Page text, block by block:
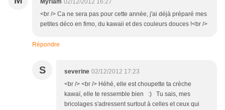
Myriam 02/12/2012 16:27
<br /> Ca ne sera pas pour cette année, j'ai déjà préparé mes
petites déco en fimo, du kawaii et des couleurs douces !<br />
Répondre
S severine 02/12/2012 17:23
<br /> <br /> Héhé, elle est choupette ta crèche
kawaï, elle te ressemble bien :) Tu sais, mes
bricolages s'adressent surtout à celles et ceux qui